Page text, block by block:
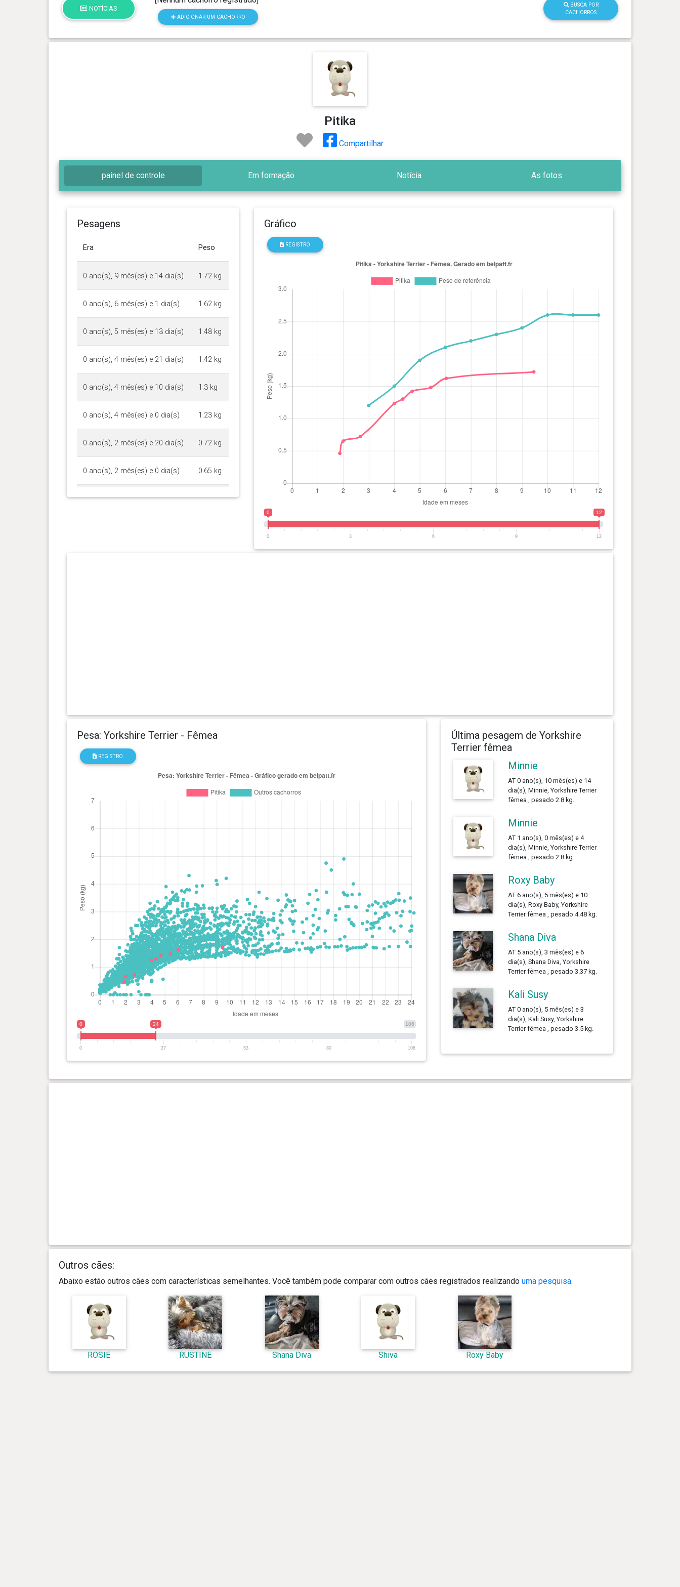
NOTÍCIAS
ADICIONAR UM CACHORRO
BUSCA POR
CACHORROS
Pitika
Compartilhar
painel de controle Em formação Notícia As fotos
Pesagens
Era Peso
0 ano(s), 9 mês(es) e 14 dia(s) 1.72 kg
0 ano(s), 6 mês(es) e 1 dia(s) 1.62 kg
0 ano(s), 5 mês(es) e 13 dia(s) 1.48 kg
0 ano(s), 4 mês(es) e 21 dia(s) 1.42 kg
0 ano(s), 4 mês(es) e 10 dia(s) 1.3 kg
0 ano(s), 4 mês(es) e 0 dia(s) 1.23 kg
0 ano(s), 2 mês(es) e 20 dia(s) 0.72 kg
0 ano(s), 2 mês(es) e 0 dia(s) 0.65 kg
0 ano(s), 1 mês(es) e 26 dia(s) 0.46 kg
Gráfico
REGISTRO
0 12
0 3 6 9 12
Pesa: Yorkshire Terrier - Fêmea
REGISTRO
106
0 24
0 27 53 80 106
Última pesagem de Yorkshire
Terrier fêmea
Minnie
AT 0 ano(s), 10 mês(es) e 14
dia(s), Minnie, Yorkshire Terrier
fêmea , pesado 2.8 kg.
Minnie
AT 1 ano(s), 0 mês(es) e 4
dia(s), Minnie, Yorkshire Terrier
fêmea , pesado 2.8 kg.
Roxy Baby
AT 6 ano(s), 5 mês(es) e 10
dia(s), Roxy Baby, Yorkshire
Terrier fêmea , pesado 4.48 kg.
Shana Diva
AT 5 ano(s), 3 mês(es) e 6
dia(s), Shana Diva, Yorkshire
Terrier fêmea , pesado 3.37 kg.
Kali Susy
AT 0 ano(s), 5 mês(es) e 3
dia(s), Kali Susy, Yorkshire
Terrier fêmea , pesado 3.5 kg.
Outros cães:
Abaixo estão outros cães com características semelhantes. Você também pode comparar com outros cães registrados realizando uma pesquisa.
ROSIE RUSTINE Shana Diva Shiva Roxy Baby